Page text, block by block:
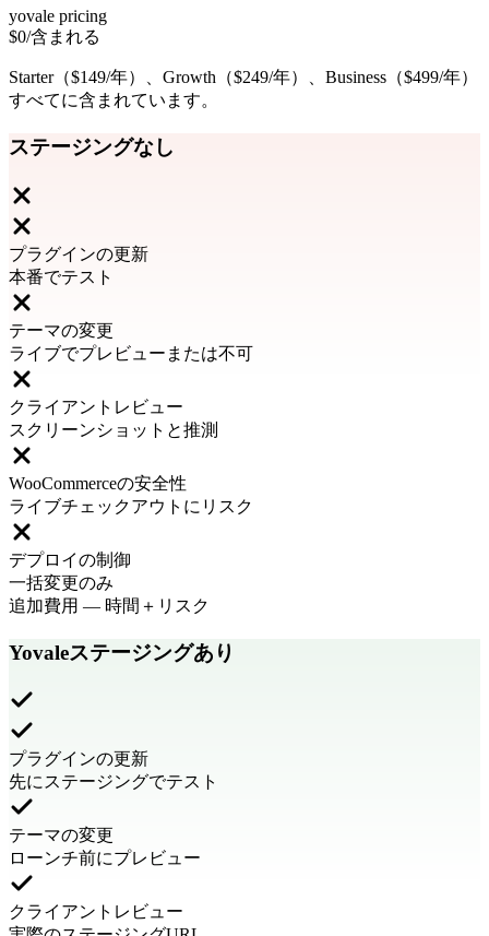
yovale pricing
$0/含まれる
Starter（$149/年）、Growth（$249/年）、Business（$499/年）
すべてに含まれています。
ステージングなし
プラグインの更新
本番でテスト
テーマの変更
ライブでプレビューまたは不可
クライアントレビュー
スクリーンショットと推測
WooCommerceの安全性
ライブチェックアウトにリスク
デプロイの制御
一括変更のみ
追加費用 — 時間＋リスク
Yovaleステージングあり
プラグインの更新
先にステージングでテスト
テーマの変更
ローンチ前にプレビュー
クライアントレビュー